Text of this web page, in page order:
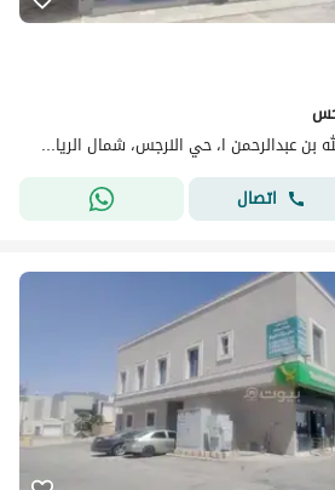
شارع الأمين المهندس عبدالله بن عبدالرحمن ا، حي النرجس، شمال الرياض، الرياض
اتصال